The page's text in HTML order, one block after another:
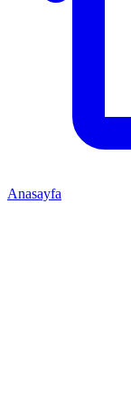
Anasayfa